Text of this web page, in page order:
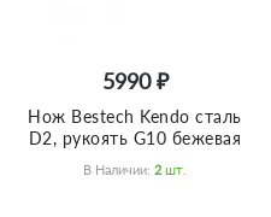
5990 ₽
Нож Bestech Kendo сталь
D2, рукоять G10 бежевая
В Наличии: 2 Шт.